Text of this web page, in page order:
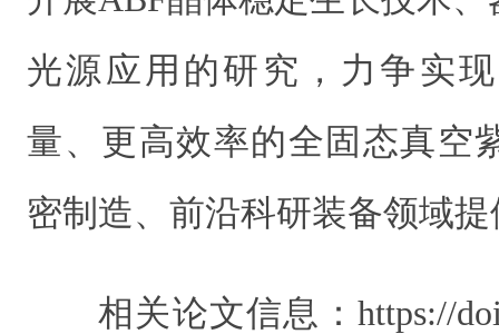
光源应用的研究，力争实
量、更高效率的全固态真空
密制造、前沿科研装备领域
相关论文信息：https://